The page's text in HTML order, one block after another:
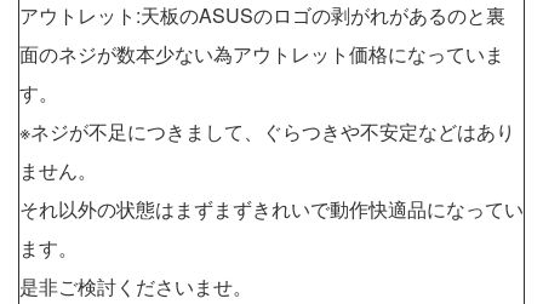
アウトレット:天板のASUSのロゴの剥がれがあるのと裏
面のネジが数本少ない為アウトレット価格になっていま
す。
※ネジが不足につきまして、ぐらつきや不安定などはあり
ません。
それ以外の状態はまずまずきれいで動作快適品になってい
ます。
是非ご検討くださいませ。